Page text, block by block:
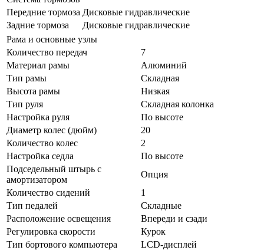
Передние тормоза Дисковые гидравлические
Задние тормоза
Дисковые гидравлические
Рама и основные узлы
Количество передач
7
Материал рамы
Алюминий
Тип рамы
Складная
Высота рамы
Низкая
Тип руля
Складная колонка
Настройка руля
По высоте
Диаметр колес (дюйм)
20
Количество колес
2
Настройка седла
По высоте
Подседельный штырь с
амортизатором
Опция
Количество сидений
1
Тип педалей
Складные
Расположение освещения
Впереди и сзади
Регулировка скорости
Курок
Тип бортового компьютера
LCD-дисплей